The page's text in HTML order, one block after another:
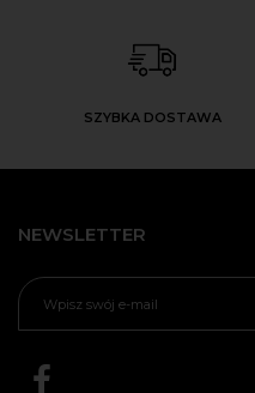
SZYBKA DOSTAWA
NEWSLETTER